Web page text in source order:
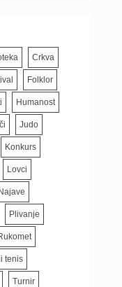
Crkva
Folklor
Humanost
Judo
Konkurs
Lovci
Plivanje
tenis
Turnir